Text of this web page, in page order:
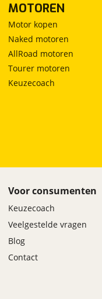
MOTOREN
Motor kopen
Naked motoren
AllRoad motoren
Tourer motoren
Keuzecoach
Voor consumenten
Keuzecoach
Veelgestelde vragen
Blog
Contact